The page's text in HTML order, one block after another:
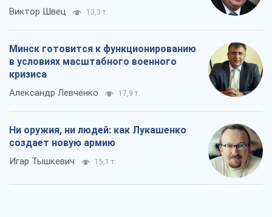
Виктор Швец 13,3 т.
Минск готовится к функционированию
в условиях масштабного военного
кризиса
Александр Левченко 17,9 т.
Ни оружия, ни людей: как Лукашенко
создает новую армию
Игар Тышкевич 15,1 т.